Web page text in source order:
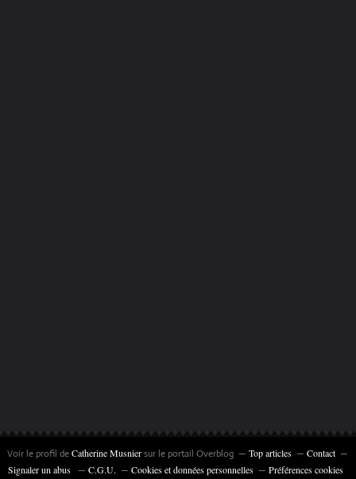
Voir le profil deCatherine Musniersur le portail Overblog Top articles
Contact
Signaler un abus
C.G.U. Cookies et données personnelles Préférences cookies